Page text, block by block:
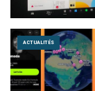
ACTUALITÉS